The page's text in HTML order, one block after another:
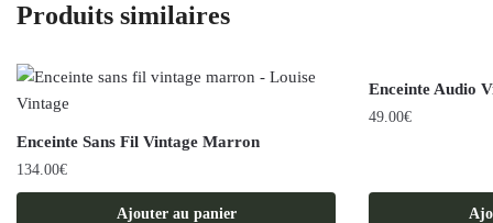
Produits similaires
Enceinte Sans Fil Vintage Marron
134.00€
Ajouter au panier
Enceinte Audio
49.00€